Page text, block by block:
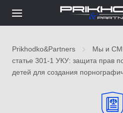
Prikhodko&Partners Мы и
статье 301-1 УКУ: защита прав
детей для создания